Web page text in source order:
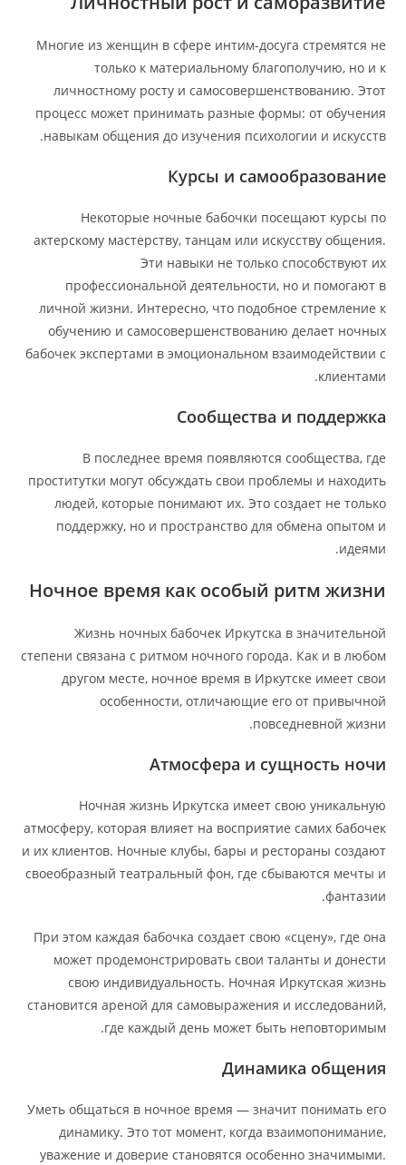
Многие из женщин в сфере интим-досуга стремятся не
только к материальному благополучию, но и к
личностному росту и самосовершенствованию. Этот
процесс может принимать разные формы: от обучения
навыкам общения до изучения психологии и искусств.
Курсы и самообразование
Некоторые ночные бабочки посещают курсы по
актерскому мастерству, танцам или искусству общения.
Эти навыки не только способствуют их
профессиональной деятельности, но и помогают в
личной жизни. Интересно, что подобное стремление к
обучению и самосовершенствованию делает ночных
бабочек экспертами в эмоциональном взаимодействии с
клиентами.
Сообщества и поддержка
В последнее время появляются сообщества, где
проститутки могут обсуждать свои проблемы и находить
людей, которые понимают их. Это создает не только
поддержку, но и пространство для обмена опытом и
идеями.
Ночное время как особый ритм жизни
Жизнь ночных бабочек Иркутска в значительной
степени связана с ритмом ночного города. Как и в любом
другом месте, ночное время в Иркутске имеет свои
особенности, отличающие его от привычной
повседневной жизни.
Атмосфера и сущность ночи
Ночная жизнь Иркутска имеет свою уникальную
атмосферу, которая влияет на восприятие самих бабочек
и их клиентов. Ночные клубы, бары и рестораны создают
своеобразный театральный фон, где сбываются мечты и
фантазии.
При этом каждая бабочка создает свою «сцену», где она
может продемонстрировать свои таланты и донести
свою индивидуальность. Ночная Иркутская жизнь
становится ареной для самовыражения и исследований,
где каждый день может быть неповторимым.
Динамика общения
Уметь общаться в ночное время — значит понимать его
динамику. Это тот момент, когда взаимопонимание,
уважение и доверие становятся особенно значимыми.